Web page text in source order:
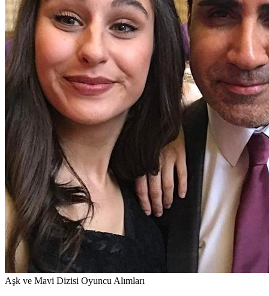
Aşk ve Mavi Dizisi Oyuncu Alımları